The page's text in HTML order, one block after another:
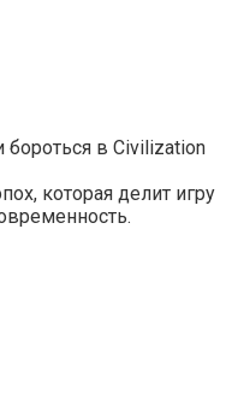
бороться в Civilization
которая делит игру